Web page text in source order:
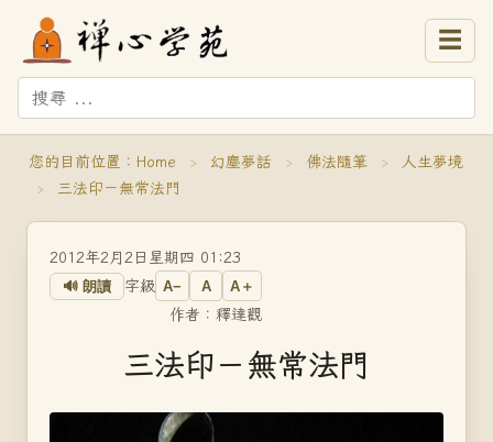
☰
您的目前位置： Home › 幻塵夢話 › 佛法隨筆 ›
人生夢境
›
三法印－無常法門
2012年2月2日星期四 01:23
🔊 朗讀 字級 A− A A＋
作者：釋達觀
三法印－無常法門